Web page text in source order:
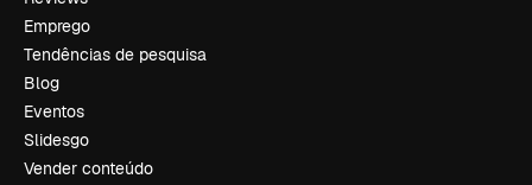
Emprego
Tendências de pesquisa
Blog
Eventos
Slidesgo
Vender conteúdo